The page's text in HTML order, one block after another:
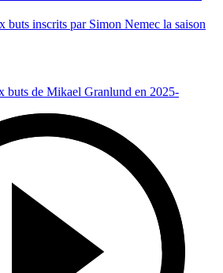
buts inscrits par Simon Nemec la saison